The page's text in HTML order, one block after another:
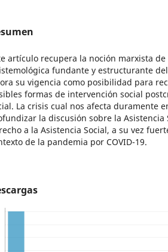
artículo recupera la noción marxista
fundante y estructurante
su vigencia como posibilidad para
formas de intervención social
La crisis cual nos afecta duramente
la discusión sobre la Asistencia
a la Asistencia Social, a su vez
de la pandemia por COVID-19.